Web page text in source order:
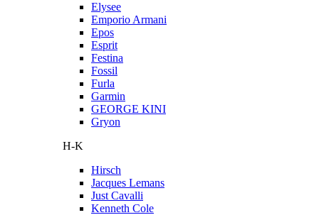
Elysee
Emporio Armani
Epos
Esprit
Festina
Fossil
Furla
Garmin
GEORGE KINI
Gryon
H-K
Hirsch
Jacques Lemans
Just Cavalli
Kenneth Cole